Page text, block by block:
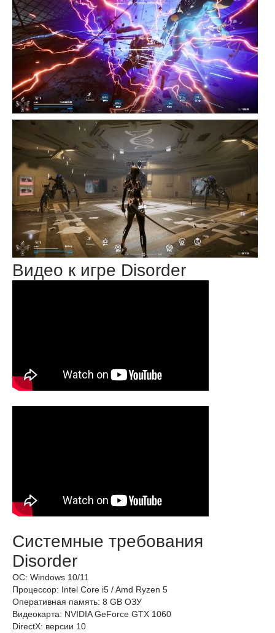
Видео к игре Disorder
Системные требования
Disorder
ОС: Windows 10/11
Процессор: Intel Core i5 / Amd Ryzen 5
Оперативная память: 8 GB ОЗУ
Видеокарта: NVIDIA GeForce GTX 1060
DirectX: версии 10